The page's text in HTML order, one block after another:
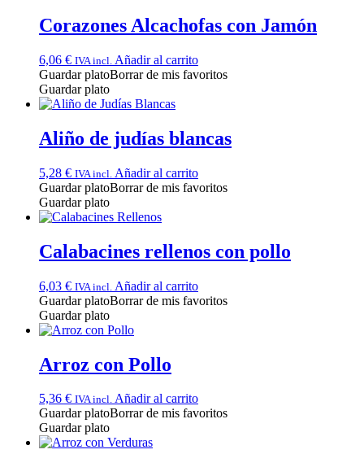
Corazones Alcachofas con Jamón
6,06 € IVA incl. Añadir al carrito
Guardar platoBorrar de mis favoritos
Guardar plato
Aliño de judías blancas
5,28 € IVA incl. Añadir al carrito
Guardar platoBorrar de mis favoritos
Guardar plato
Calabacines rellenos con pollo
6,03 € IVA incl. Añadir al carrito
Guardar platoBorrar de mis favoritos
Guardar plato
Arroz con Pollo
5,36 € IVA incl. Añadir al carrito
Guardar platoBorrar de mis favoritos
Guardar plato